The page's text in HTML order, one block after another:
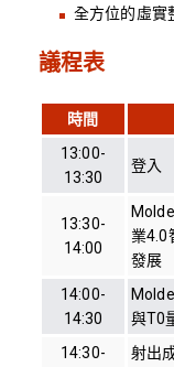
全方位的虛實
議程表
時間
13:00-
13:30
登入
13:30-
14:00
業4.0
發展
14:00-
14:30
與T0
14:30-
射出